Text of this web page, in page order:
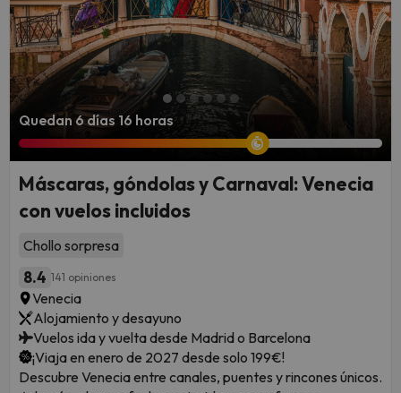
Quedan 6 días 16 horas
Máscaras, góndolas y Carnaval: Venecia
con vuelos incluidos
Chollo sorpresa
8.4 141 opiniones
Venecia
Alojamiento y desayuno
Vuelos ida y vuelta desde Madrid o Barcelona
¡Viaja en enero de 2027 desde solo 199€!
Descubre Venecia entre canales, puentes y rincones únicos.